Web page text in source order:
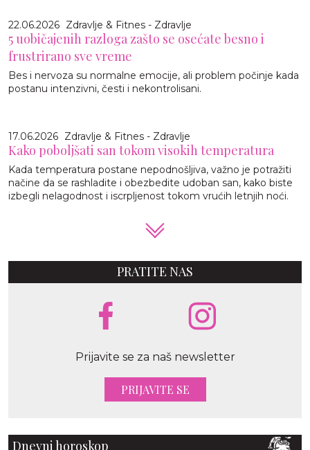
22.06.2026 Zdravlje & Fitnes - Zdravlje
5 uobičajenih razloga zašto se osećate besno i
frustrirano sve vreme
Bes i nervoza su normalne emocije, ali problem počinje kada
postanu intenzivni, česti i nekontrolisani.
17.06.2026 Zdravlje & Fitnes - Zdravlje
Kako poboljšati san tokom visokih temperatura
Kada temperatura postane nepodnošljiva, važno je potražiti
načine da se rashladite i obezbedite udoban san, kako biste
izbegli nelagodnost i iscrpljenost tokom vrućih letnjih noći.
PRATITE NAS
Prijavite se za naš newsletter
PRIJAVITE SE
Dnevni horoskop